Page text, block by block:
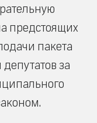
предстоящих
пакета
за